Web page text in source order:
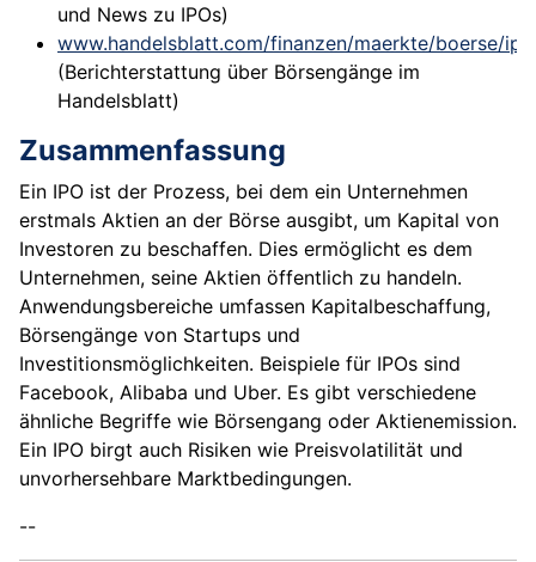
und News zu IPOs)
www.handelsblatt.com/finanzen/maerkte/boerse/
(Berichterstattung über Börsengänge im
Handelsblatt)
Zusammenfassung
Ein IPO ist der Prozess, bei dem ein Unternehmen
erstmals Aktien an der Börse ausgibt, um Kapital von
Investoren zu beschaffen. Dies ermöglicht es dem
Unternehmen, seine Aktien öffentlich zu handeln.
Anwendungsbereiche umfassen Kapitalbeschaffung,
Börsengänge von Startups und
Investitionsmöglichkeiten. Beispiele für IPOs sind
Facebook, Alibaba und Uber. Es gibt verschiedene
ähnliche Begriffe wie Börsengang oder Aktienemission.
Ein IPO birgt auch Risiken wie Preisvolatilität und
unvorhersehbare Marktbedingungen.
--